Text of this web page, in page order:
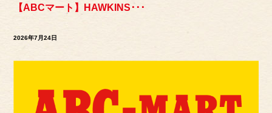
【ABCマート】HAWKINS･･･
2026年7月24日